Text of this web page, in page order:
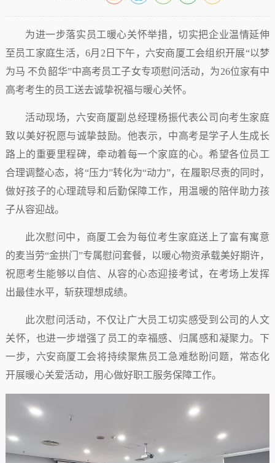
为进一步落实员工暖心关怀举措，切实把企业温情延伸
至员工家庭生活，6月2日下午，六安商厦工会组织开展“以梦
为马 不负韶华”中高考员工子女专项慰问活动，为26位家有中
高考考生的员工送去诚挚祝福与暖心关怀。
活动现场，六安商厦副总经理杨振代表公司向考生家庭
致以美好祝愿与诚挚鼓励。他表示，中高考是学子人生成长
路上的重要里程碑，牵动着每一个家庭的心。希望各位员工
合理调整心态，将“压力”转化为“动力”，在履职尽责的同时，
做好孩子的心理疏导和后勤保障工作，用温暖的陪伴助力孩
子从容迎战。
此次慰问中，商厦工会为每位考生家庭送上了富有寓意
的麦当劳“金拱门”专属慰问套餐，以暖心物资承载美好期许，
祝愿考生能够以自信、从容的心态迎接考试，在考场上发挥
出最佳水平，斩获理想成绩。
此次慰问活动，不仅让广大员工切实感受到公司的人文
关怀，也进一步增强了员工的幸福感、归属感和凝聚力。下
一步，六安商厦工会将持续聚焦员工急难愁盼问题，常态化
开展暖心关爱活动，用心做好职工服务保障工作。